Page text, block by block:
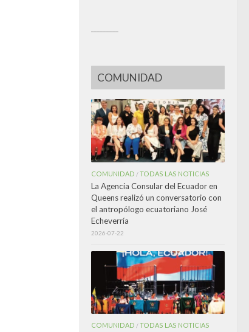
COMUNIDAD
COMUNIDAD /TODAS LAS NOTICIAS
La Agencia Consular del Ecuador en
Queens realizó un conversatorio con
el antropólogo ecuatoriano José
Echeverría
2026-07-22
COMUNIDAD /TODAS LAS NOTICIAS